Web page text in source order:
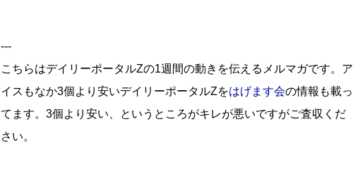
---
こちらはデイリーポータルZの1週間の動きを伝えるメルマガです。ア
イスもなか3個より安いデイリーポータルZをはげます会の情報も載っ
てます。3個より安い、というところがキレが悪いですがご査収くだ
さい。